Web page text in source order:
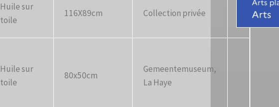
Huile sur
toile
116X89cm Collection privée
Huile sur
toile
80x50cm
Gemeentemuseum,
La Haye